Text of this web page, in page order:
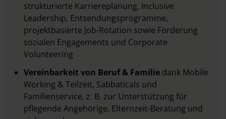
strukturierte Karriereplanung, Inclusive
Leadership, Entsendungsprogramme,
projektbasierte Job-Rotation sowie Förderung
sozialen Engagements und Corporate
Volunteering
Vereinbarkeit von Beruf & Familie dank Mobile
Working & Teilzeit, Sabbaticals und
Familienservice, z. B. zur Unterstützung für
pflegende Angehörige, Elternzeit-Beratung und